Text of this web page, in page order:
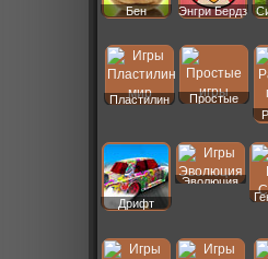
Бен Энгри Бердз
Пластилин
Простые
Дрифт
Эволюция